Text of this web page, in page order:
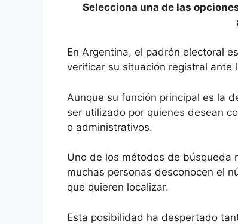
Selecciona una de las
En Argentina, el padrón electoral
verificar su situación registral ante
Aunque su función principal es la
ser utilizado por quienes desean
o administrativos.
Uno de los métodos de búsqueda
muchas personas desconocen el
que quieren localizar.
Esta posibilidad ha despertado